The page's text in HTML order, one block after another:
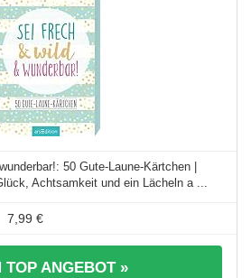
50 Gute-Laune-Kärtchen |
Achtsamkeit und ein Lächeln a ...
7,99 €
TOP ANGEBOT »